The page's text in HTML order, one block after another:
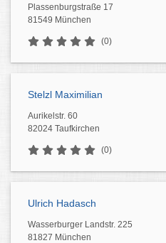
Plassenburgstraße 17
81549 München
(0)
Stelzl Maximilian
Aurikelstr. 60
82024 Taufkirchen
(0)
Ulrich Hadasch
Wasserburger Landstr. 225
81827 München